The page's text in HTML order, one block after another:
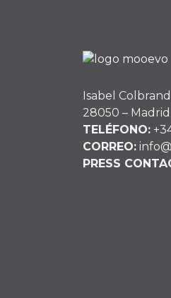
Isabel
28050 – Madrid
TELÉFONO:
CORREO:
PRESS